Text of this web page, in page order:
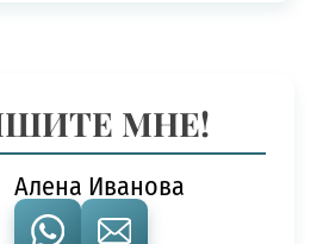
МНЕ!
Алена Иванова